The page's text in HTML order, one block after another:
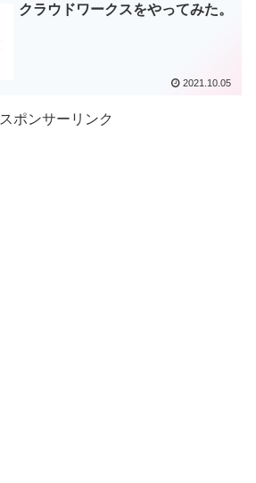
クラウドワークスをやってみた。
2021.10.05
スポンサーリンク